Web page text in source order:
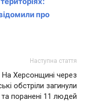
про
Наступна стаття
На Херсонщині через
обстріли загинули
поранені 11 людей